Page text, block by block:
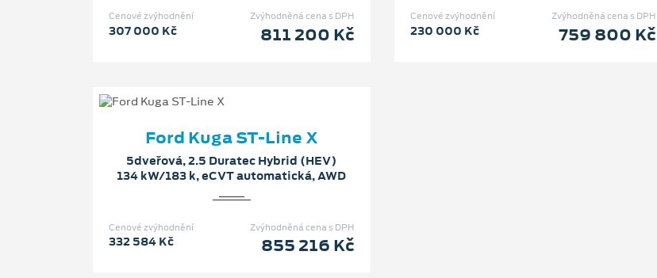
Zvýhodněná cena s DPH
811 200 Kč
Cenové zvýhodnění
307 000 Kč
Zvýhodněná cena s DPH
759 800 Kč
Cenové zvýhodnění
230 000 Kč
Ford Kuga ST-Line X
5dveřová, 2.5 Duratec Hybrid (HEV)
134 kW/183 k, eCVT automatická, AWD
Zvýhodněná cena s DPH
855 216 Kč
Cenové zvýhodnění
332 584 Kč